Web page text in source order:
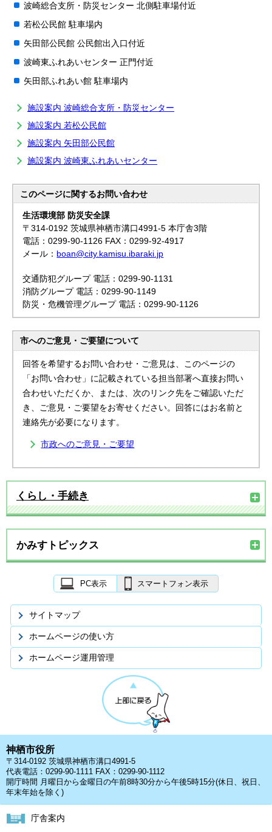
波崎総合支所・防災センター 北側駐車場付近
若松公民館 駐車場内
矢田部公民館 公民館出入口付近
波崎東ふれあいセンター 正門付近
矢田部ふれあい館 駐車場内
施設案内 波崎総合支所・防災センター
施設案内 若松公民館
施設案内 矢田部公民館
施設案内 波崎東ふれあいセンター
このページに関するお問い合わせ
生活環境部 防災安全課
〒314-0192 茨城県神栖市溝口4991-5 本庁舎3階
電話：0299-90-1126 FAX：0299-92-4917
メール： boan@city.kamisu.ibaraki.jp
交通防犯グループ 電話：0299-90-1131
消防グループ 電話：0299-90-1149
防災・危機管理グループ 電話：0299-90-1126
市へのご意見・ご要望について
回答を希望するお問い合わせ・ご意見は、このページの
「お問い合わせ」に記載されている担当部署へ直接お問い
合わせいただくか、または、次のリンク先をご確認いただ
き、ご意見・ご要望をお寄せください。回答にはお名前と
連絡先が必要になります。
市政へのご意見・ご要望
くらし・手続き
かみすトピックス
PC表示 スマートフォン表示
サイトマップ
ホームページの使い方
ホームページ運用管理
神栖市役所
〒314-0192 茨城県神栖市溝口4991-5
代表電話：0299-90-1111 FAX：0299-90-1112
開庁時間 月曜日から金曜日の午前8時30分から午後5時15分(休日、祝日、
年末年始を除く)
庁舎案内